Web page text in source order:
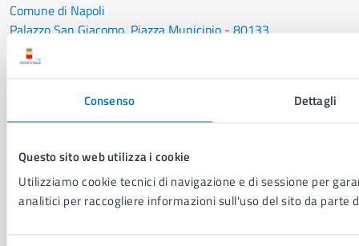
Consenso Dettagli
Questo sito web utilizza i cookie
Utilizziamo cookie tecnici di navigazione e di sessione per
analitici per raccogliere informazioni sull'uso del sito da parte
Comune di Napoli
Palazzo San Giacomo, Piazza Municipio - 80133
P. IVA: 01207650639
LEI: 8156007FF4DEB97ABA09
PEC:urp@pec.comune.napoli.it
Centralino unico:0817951111